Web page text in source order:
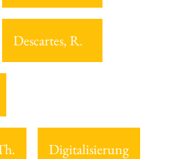
Descartes, R.
Digitalisierung